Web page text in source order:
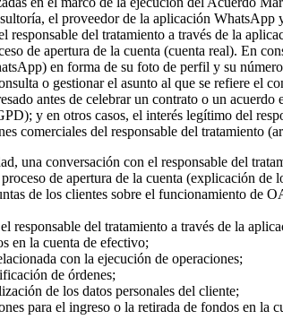
el proveedor de la aplicación
responsable del tratamiento a través de la
de apertura de la cuenta (cuenta real). En
en forma de su foto de perfil y su
o gestionar el asunto al que se refiere el
antes de celebrar un contrato o un
y en otros casos, el interés legítimo del
comerciales del responsable del tratamiento
una conversación con el responsable del
de apertura de la cuenta (explicación de
de los clientes sobre el funcionamiento de
responsable del tratamiento a través de la
en la cuenta de efectivo;
con la ejecución de operaciones;
de órdenes;
de los datos personales del cliente;
para el ingreso o la retirada de fondos en la